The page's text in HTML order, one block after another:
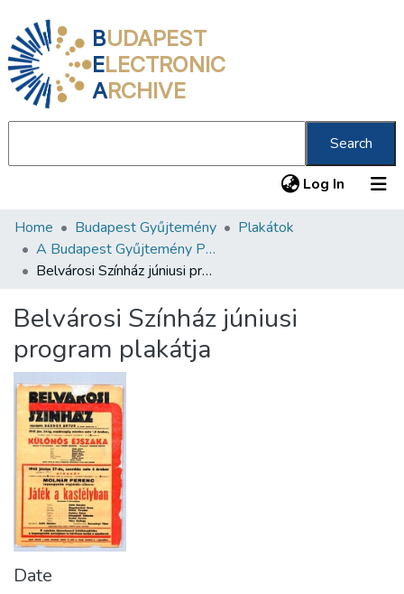
BUDAPEST
ELECTRONIC
ARCHIVE
Search
Log In (current)
Communities & Collections
All of DSpace
Home Budapest Gyűjtemény
Plakátok
A Budapest Gyűjtemény Plakáttárának plakátjai
Belvárosi Színház júniusi program plakátja
Belvárosi Színház júniusi
program plakátja
Date